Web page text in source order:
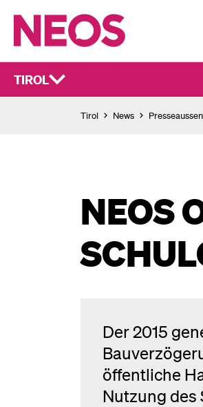
TIROL
Tirol News
NEOS
Der 2015
öffentliche
Nutzung des